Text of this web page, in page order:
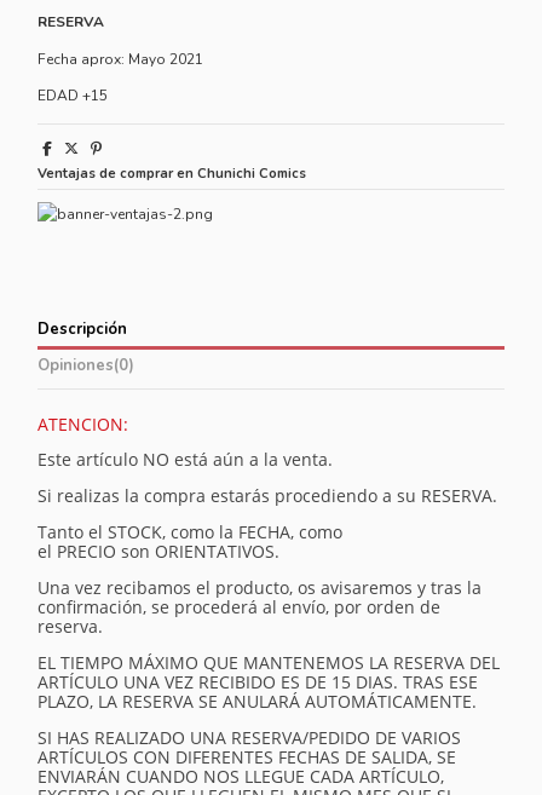
RESERVA
Fecha aprox: Mayo 2021
EDAD +15
Ventajas de comprar en Chunichi Comics
Descripción
Opiniones(0)
ATENCION:
Este artículo NO está aún a la venta.
Si realizas la compra estarás procediendo a su RESERVA.
Tanto el STOCK, como la FECHA, como
el PRECIO son ORIENTATIVOS.
Una vez recibamos el producto, os avisaremos y tras la
confirmación, se procederá al envío, por orden de
reserva.
EL TIEMPO MÁXIMO QUE MANTENEMOS LA RESERVA DEL
ARTÍCULO UNA VEZ RECIBIDO ES DE 15 DIAS. TRAS ESE
PLAZO, LA RESERVA SE ANULARÁ AUTOMÁTICAMENTE.
SI HAS REALIZADO UNA RESERVA/PEDIDO DE VARIOS
ARTÍCULOS CON DIFERENTES FECHAS DE SALIDA, SE
ENVIARÁN CUANDO NOS LLEGUE CADA ARTÍCULO,